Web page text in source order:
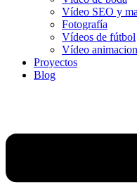
Vídeo SEO y
Fotografía
Vídeos de fútbol
Vídeo
Proyectos
Blog